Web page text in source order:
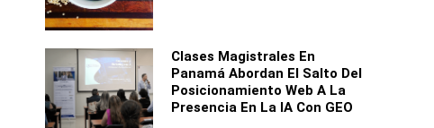
Clases Magistrales En
Panamá Abordan El Salto Del
Posicionamiento Web A La
Presencia En La IA Con GEO